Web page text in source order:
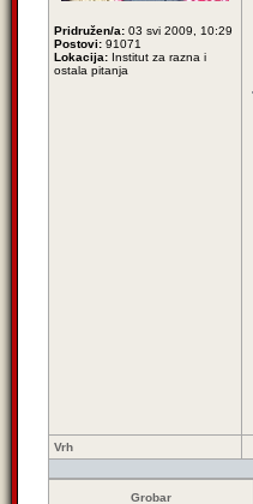
Pridružen/a: 03 svi 2009, 10:29
Postovi: 91071
Lokacija: Institut za razna i
ostala pitanja
Vrh
Grobar